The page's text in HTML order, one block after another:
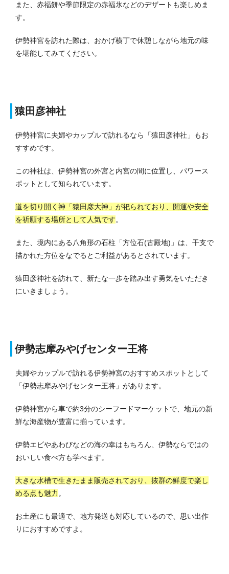
また、赤福餅や季節限定の赤福氷などのデザートも楽しめま
す。
伊勢神宮を訪れた際は、おかげ横丁で休憩しながら地元の味
を堪能してみてください。
猿田彦神社
伊勢神宮に夫婦やカップルで訪れるなら「猿田彦神社」もお
すすめです。
この神社は、伊勢神宮の外宮と内宮の間に位置し、パワース
ポットとして知られています。
道を切り開く神「猿田彦大神」が祀られており、開運や安全
を祈願する場所として人気です。
また、境内にある八角形の石柱「方位石(古殿地)」は、干支で
描かれた方位をなでるとご利益があるとされています。
猿田彦神社を訪れて、新たな一歩を踏み出す勇気をいただき
にいきましょう。
伊勢志摩みやげセンター王将
夫婦やカップルで訪れる伊勢神宮のおすすめスポットとして
「伊勢志摩みやげセンター王将」があります。
伊勢神宮から車で約3分のシーフードマーケットで、地元の新
鮮な海産物が豊富に揃っています。
伊勢エビやあわびなどの海の幸はもちろん、伊勢ならではの
おいしい食べ方も学べます。
大きな水槽で生きたまま販売されており、抜群の鮮度で楽し
める点も魅力。
お土産にも最適で、地方発送も対応しているので、思い出作
りにおすすめですよ。